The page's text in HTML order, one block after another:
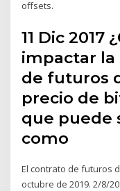
offsets.
11 Dic 2017
impactar la
de futuros
precio de
que puede
como
El contrato de futuros
octubre de 2019. 2/8/